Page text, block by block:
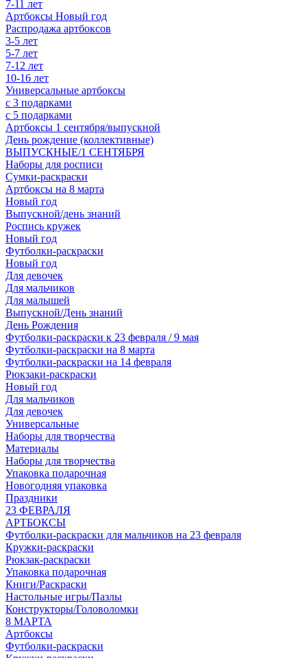
7-11 лет
Артбоксы Новый год
Распродажа артбоксов
3-5 лет
5-7 лет
7-12 лет
10-16 лет
Универсальные артбоксы
с 3 подарками
с 5 подарками
Артбоксы 1 сентября/выпускной
День рождение (коллективные)
ВЫПУСКНЫЕ/1 СЕНТЯБРЯ
Наборы для росписи
Сумки-раскраски
Артбоксы на 8 марта
Новый год
Выпускной/день знаний
Роспись кружек
Новый год
Футболки-раскраски
Новый год
Для девочек
Для мальчиков
Для малышей
Выпускной/День знаний
День Рождения
Футболки-раскраски к 23 февраля / 9 мая
Футболки-раскраски на 8 марта
Футболки-раскраски на 14 февраля
Рюкзаки-раскраски
Новый год
Для мальчиков
Для девочек
Универсальные
Наборы для творчества
Материалы
Наборы для творчества
Упаковка подарочная
Новогодняя упаковка
Праздники
23 ФЕВРАЛЯ
АРТБОКСЫ
Футболки-раскраски для мальчиков на 23 февраля
Кружки-раскраски
Рюкзак-раскраски
Упаковка подарочная
Книги/Раскраски
Настольные игры/Пазлы
Конструкторы/Головоломки
8 МАРТА
Артбоксы
Футболки-раскраски